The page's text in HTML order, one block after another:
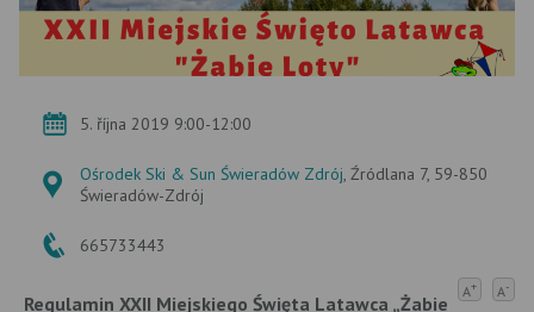
5. října 2019 9:00-12:00
Ośrodek Ski & Sun Świeradów Zdrój, Źródlana 7, 59-850
Świeradów-Zdrój
665733443
A+ A-
Regulamin XXII Miejskiego Święta Latawca „Żabie